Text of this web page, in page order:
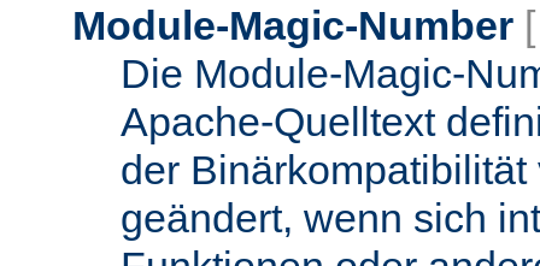
Module-Magic-Number
Die Module-Magic-
Apache-Quelltext
der
geändert, wenn sich